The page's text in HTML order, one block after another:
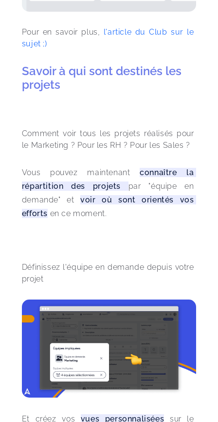
Pour en savoir plus, l'article du Club sur le
sujet ;)
Savoir à qui sont destinés les
projets
Comment voir tous les projets réalisés pour
le Marketing ? Pour les RH ? Pour les Sales ?
Vous pouvez maintenant connaître la
répartition des projets par "équipe en
demande" et voir où sont orientés vos
efforts en ce moment.
Définissez l'équipe en demande depuis votre
projet
Et créez vos vues personnalisées sur le